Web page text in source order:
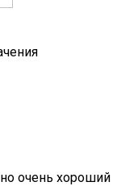
очень хороший